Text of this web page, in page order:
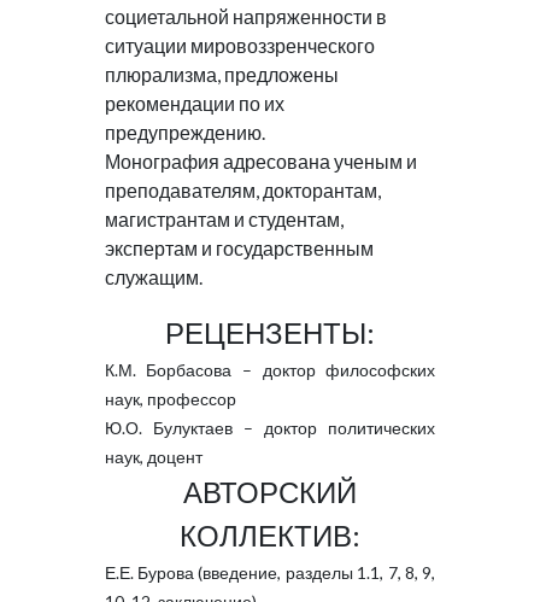
социетальной напряженности в
ситуации мировоззренческого
плюрализма, предложены
рекомендации по их
предупреждению.
Монография адресована ученым и
преподавателям, докторантам,
магистрантам и студентам,
экспертам и государственным
служащим.
РЕЦЕНЗЕНТЫ:
К.М. Борбасова – доктор философских
наук, профессор
Ю.О. Булуктаев – доктор политических
наук, доцент
АВТОРСКИЙ
КОЛЛЕКТИВ:
Е.Е. Бурова (введение, разделы 1.1, 7, 8, 9,